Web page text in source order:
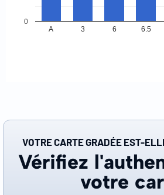
A 3 6 6.5
0
VOTRE CARTE GRADÉE EST-
Vérifiez
votre